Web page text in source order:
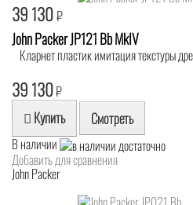
39 130₽
John Packer JP121 Bb MkIV
Кларнет пластик имитация текстуры
39 130₽
Купить Смотреть
В наличии
Добавить для сравнения
John Packer